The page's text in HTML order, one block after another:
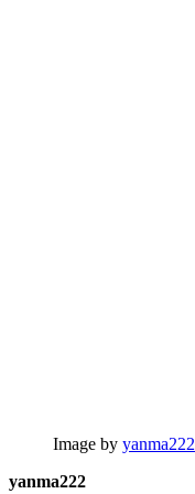
Image by yanma222
yanma222